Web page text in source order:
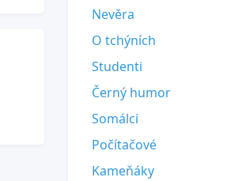
Nevěra
O tchýních
Studenti
Černý humor
Somálci
Počítačové
Kameňáky